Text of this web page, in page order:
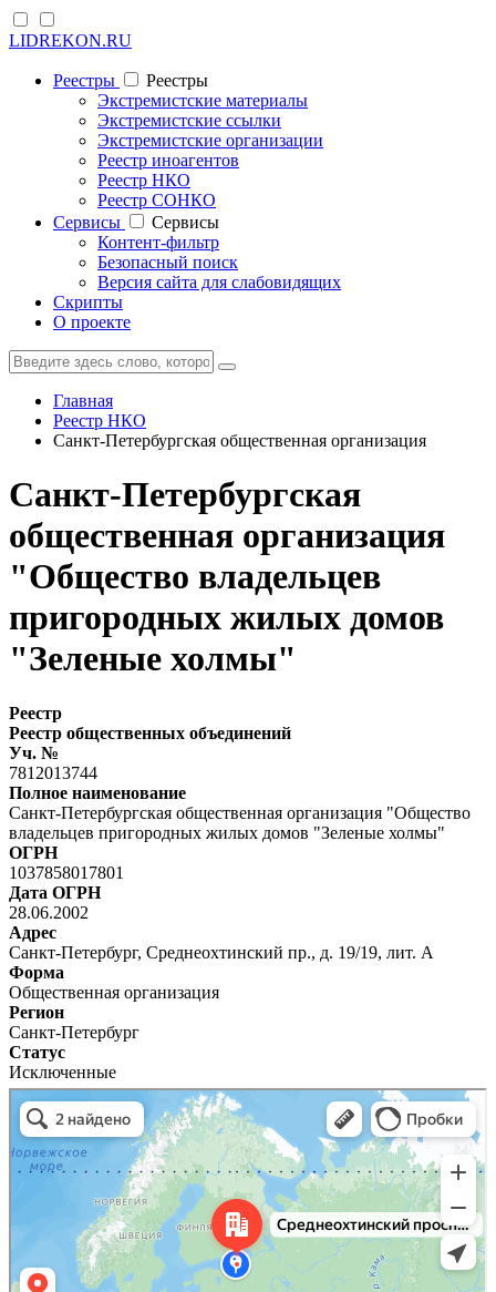
LIDREKON.RU
Реестры
Реестры
Экстремистские материалы
Экстремистские ссылки
Экстремистские организации
Реестр иноагентов
Реестр НКО
Реестр СОНКО
Cервисы
Cервисы
Контент-фильтр
Безопасный поиск
Версия сайта для слабовидящих
Скрипты
О проекте
Главная
Реестр НКО
Санкт-Петербургская общественная организация
Санкт-Петербургская
общественная организация
"Общество владельцев
пригородных жилых домов
"Зеленые холмы"
Реестр
Реестр общественных объединений
Уч. №
7812013744
Полное наименование
Санкт-Петербургская общественная организация "Общество
владельцев пригородных жилых домов "Зеленые холмы"
ОГРН
1037858017801
Дата ОГРН
28.06.2002
Адрес
Санкт-Петербург, Среднеохтинский пр., д. 19/19, лит. А
Форма
Общественная организация
Регион
Санкт-Петербург
Статус
Исключенные